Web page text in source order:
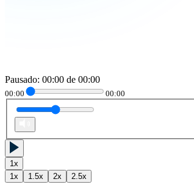
Pausado: 00:00 de 00:00
00:00 00:00
1x
1x 1.5x 2x 2.5x